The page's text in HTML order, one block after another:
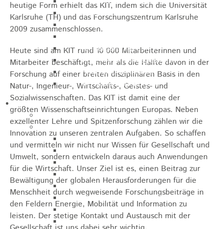
Hundesteuer
Vergnügungssteuer
Kindergartengebühren
Hallenbenutzungsgebühren
Hallenbad & Freibad
Verwaltungsgebühren
Politik
Bürgermeister
Gremien
Bauausschuss
Gemeinderat
GEO - Vertreter im Aufsichtsrat
Ortschaftsrat
Aufsichtsrat Wohnbau GmbH
Stiftungsrat "Stiftung Heubach"
Umlegungsausschuss
Verbandsversammlung der VG
heutige Form erhielt das KIT, indem sich die Universität
Karlsruhe (TH) und das Forschungszentrum Karlsruhe
2009 zusammenschlossen.
Heute sind am KIT rund 10 000 Mitarbeiterinnen und
Mitarbeiter beschäftigt, mehr als die Hälfte davon in der
Forschung auf einer breiten disziplinären Basis in den
Natur-, Ingenieur-, Wirtschafts-, Geistes- und
Sozialwissenschaften. Das KIT ist damit eine der
größten Wissenschaftseinrichtungen Europas. Neben
exzellenter Lehre und Spitzenforschung zählen wir die
Innovation zu unseren zentralen Aufgaben. So schaffen
und vermitteln wir nicht nur Wissen für Gesellschaft und
Umwelt, sondern entwickeln daraus auch Anwendungen
für die Wirtschaft. Unser Ziel ist es, einen Beitrag zur
Bewältigung der globalen Herausforderungen für die
Menschheit durch wegweisende Forschungsbeiträge in
den Feldern Energie, Mobilität und Information zu
leisten. Der stetige Kontakt und Austausch mit der